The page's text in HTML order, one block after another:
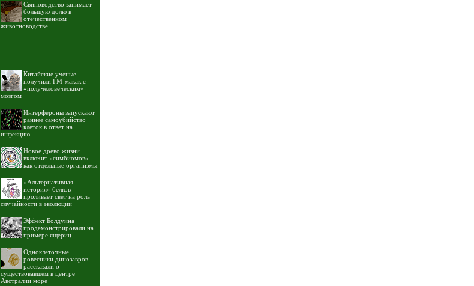
Свиноводство занимает
большую долю в
отечественном
животноводстве
Китайские ученые
получили ГМ-макак с
«получеловеческим»
мозгом
Интерфероны запускают
раннее самоубийство
клеток в ответ на
инфекцию
Новое древо жизни
включит «симбиомов»
как отдельные организмы
«Альтернативная
история» белков
проливает свет на роль
случайности в эволюции
Эффект Болдуина
продемонстрировали на
примере ящериц
Одноклеточные
ровесники динозавров
рассказали о
существовавшем в центре
Австралии море